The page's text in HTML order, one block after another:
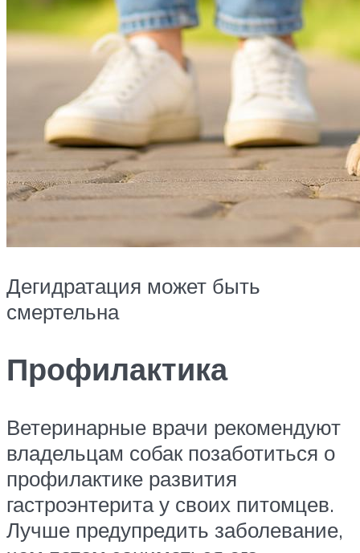
Дегидратация может быть
смертельна
Профилактика
Ветеринарные врачи рекомендуют
владельцам собак позаботиться о
профилактике развития
гастроэнтерита у своих питомцев.
Лучше предупредить заболевание,